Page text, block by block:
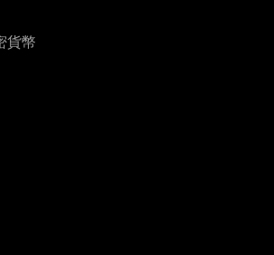
貨幣